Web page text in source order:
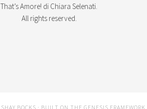
That’s Amore! di Chiara Selenati.
All rights reserved.
SHAY BOCKS · BUILT ON THE GENESIS FRAMEWORK